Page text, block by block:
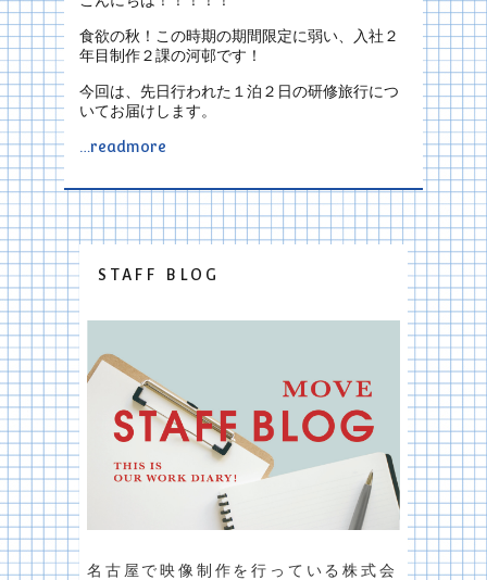
食欲の秋！この時期の期間限定に弱い、入社２
年目制作２課の河邨です！
今回は、先日行われた１泊２日の研修旅行につ
いてお届けします。
…readmore
STAFF BLOG
名古屋で映像制作を行っている株式会